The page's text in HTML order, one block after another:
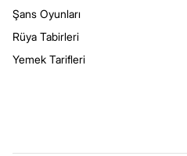
Şans Oyunları
Rüya Tabirleri
Yemek Tarifleri